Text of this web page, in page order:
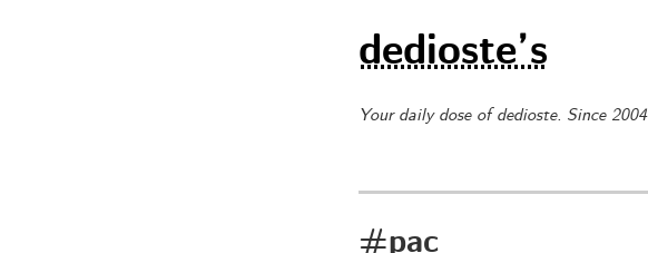
dedioste’s
Your daily dose of dedioste. Since 2004